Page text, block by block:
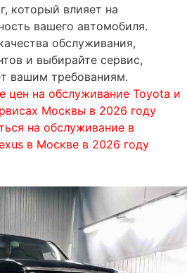
который влияет на
вашего автомобиля.
обслуживания,
и выбирайте сервис,
вашим требованиям.
цен на обслуживание Toyota и
Москвы в 2026 году
на обслуживание в
в Москве в 2026 году